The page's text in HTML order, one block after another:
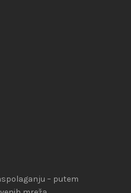
– putem